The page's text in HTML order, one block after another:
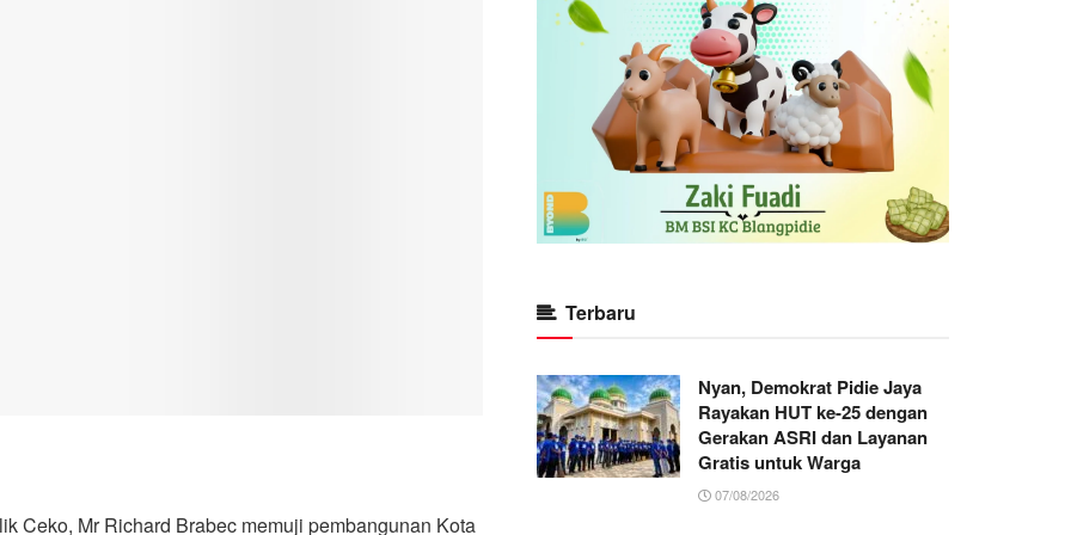
Ceko, Mr Richard Brabec memuji pembangunan Kota
Terbaru
Nyan, Demokrat Pidie Jaya
Rayakan HUT ke-25 dengan
Gerakan ASRI dan Layanan
Gratis untuk Warga
07/08/2026